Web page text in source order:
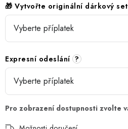
🎁 Vytvořte originální dárkový set
Expresní odeslání ?